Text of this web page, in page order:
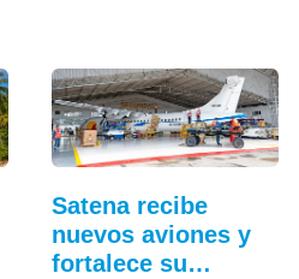
Satena recibe
nuevos aviones y
fortalece su